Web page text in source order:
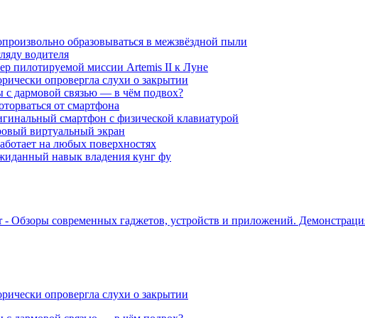
образовываться в межзвёздной пыли
водителя
пилотируемой миссии Artemis II к Луне
опровергла слухи о закрытии
с дармовой связью — в чём подвох?
от смартфона
смартфон с физической клавиатурой
виртуальный экран
на любых поверхностях
навык владения кунг фу
- Обзоры современных гаджетов, устройств и приложений.
опровергла слухи о закрытии